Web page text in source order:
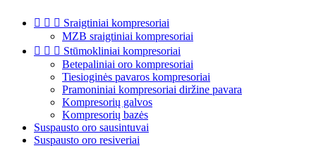
   Sraigtiniai kompresoriai
MZB sraigtiniai kompresoriai
   Stūmokliniai kompresoriai
Betepaliniai oro kompresoriai
Tiesioginės pavaros kompresoriai
Pramoniniai kompresoriai diržine pavara
Kompresorių galvos
Kompresorių bazės
Suspausto oro sausintuvai
Suspausto oro resiveriai